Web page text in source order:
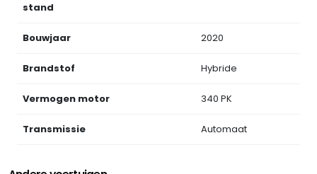
stand
Bouwjaar 2020
Brandstof Hybride
Vermogen motor 340 PK
Transmissie Automaat